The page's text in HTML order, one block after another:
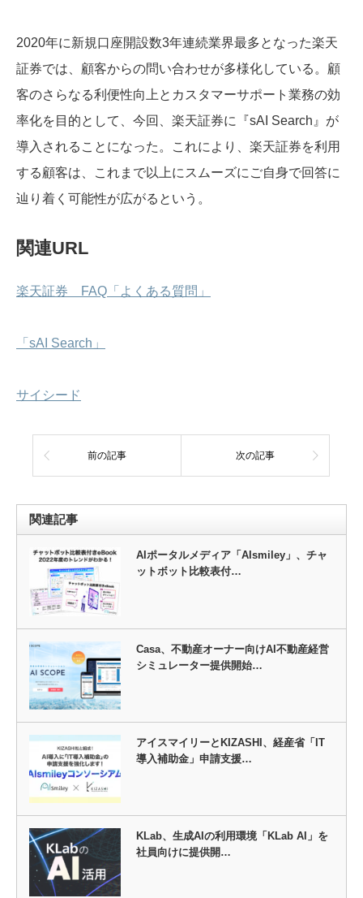
2020年に新規口座開設数3年連続業界最多となった楽天
証券では、顧客からの問い合わせが多様化している。顧
客のさらなる利便性向上とカスタマーサポート業務の効
率化を目的として、今回、楽天証券に『sAI Search』が
導入されることになった。これにより、楽天証券を利用
する顧客は、これまで以上にスムーズにご自身で回答に
辿り着く可能性が広がるという。
関連URL
楽天証券 FAQ「よくある質問」
「sAI Search」
サイシード
前の記事 次の記事
関連記事
AIポータルメディア「AIsmiley」、チャ
ットボット比較表付…
Casa、不動産オーナー向けAI不動産経営
シミュレーター提供開始…
アイスマイリーとKIZASHI、経産省「IT
導入補助金」申請支援…
KLab、生成AIの利用環境「KLab AI」を
社員向けに提供開…